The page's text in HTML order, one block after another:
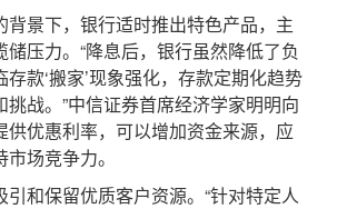
景下，银行适时推出特色产品，主
压力。“降息后，银行虽然降低了负
款‘搬家’现象强化，存款定期化趋势
战。”中信证券首席经济学家明明向
供优惠利率，可以增加资金来源，应
场竞争力。
和保留优质客户资源。“针对特定人